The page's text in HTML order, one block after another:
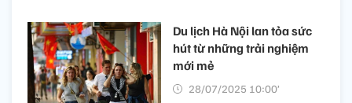
Du lịch Hà Nội lan tỏa sức
hút từ những trải nghiệm
mới mẻ
28/07/2025 10:00’